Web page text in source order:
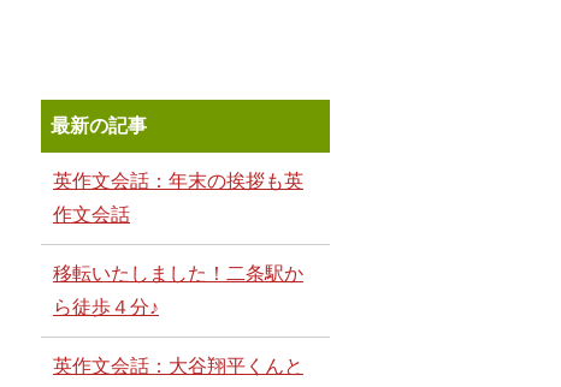
最新の記事
英作文会話：年末の挨拶も英
作文会話
移転いたしました！二条駅か
ら徒歩４分♪
英作文会話：大谷翔平くんと